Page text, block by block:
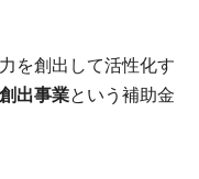
を創出して活性化す
出事業という補助金